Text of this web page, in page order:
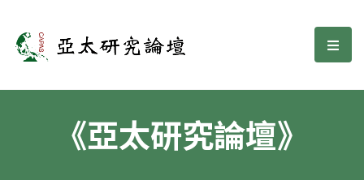
亞太研究論壇 選
《亞太研究論壇》